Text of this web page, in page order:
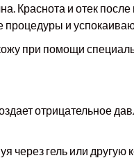
Краснота и отек
процедуры и
при помощи
отрицательное
через гель или